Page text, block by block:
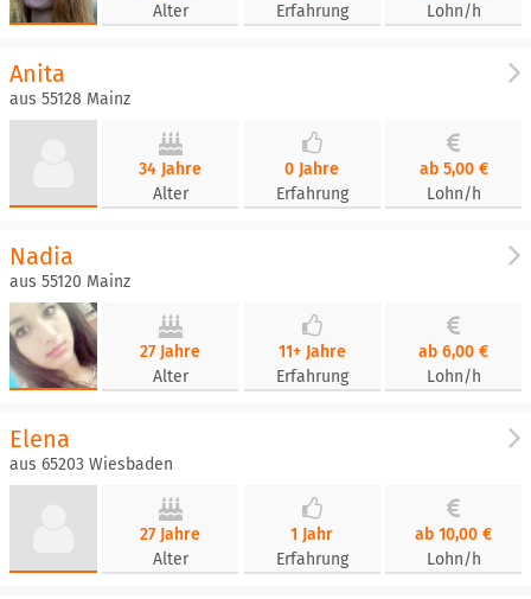
Alter
Erfahrung
Lohn/h
Anita
aus 55128 Mainz
34 Jahre
Alter
0 Jahre
Erfahrung
ab 5,00 €
Lohn/h
Nadia
aus 55120 Mainz
27 Jahre
Alter
11+ Jahre
Erfahrung
ab 6,00 €
Lohn/h
Elena
aus 65203 Wiesbaden
27 Jahre
Alter
1 Jahr
Erfahrung
ab 10,00 €
Lohn/h